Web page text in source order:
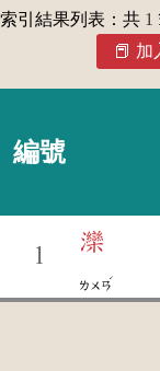
索引結果列表：共 1
加
編號
1
灤
ㄌㄨㄢ
ˊ